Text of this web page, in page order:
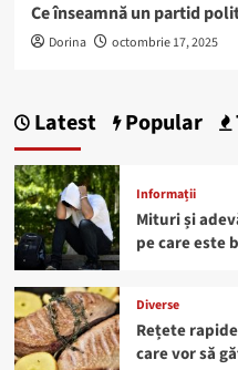
Ce înseamnă un partid
Dorina octombrie 17, 2025
Latest Popular
Informații
Mituri și
pe care este
Diverse
Rețete
care vor să